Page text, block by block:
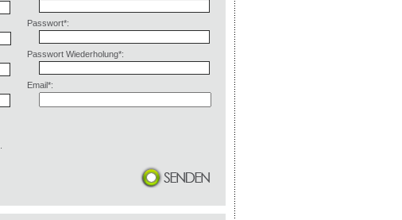
Passwort*:
Passwort Wiederholung*:
Email*: